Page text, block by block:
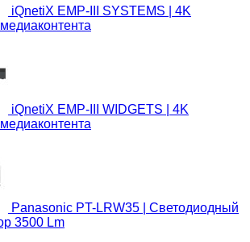
iQnetiX EMP-III SYSTEMS | 4K
iQnetiX EMP-III WIDGETS | 4K
Panasonic PT-LRW35 | Светодиодный
3500 Lm